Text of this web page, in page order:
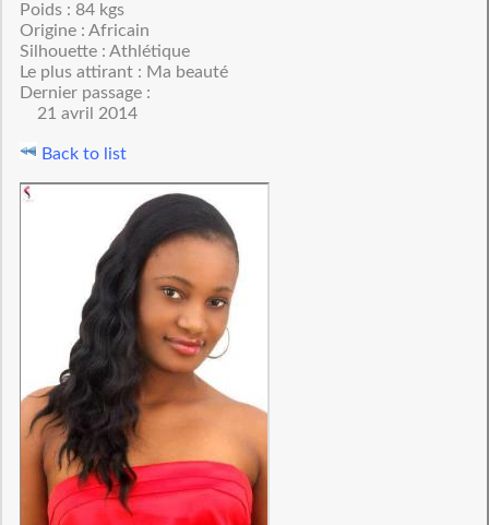
Poids : 84 kgs
Origine : Africain
Silhouette : Athlétique
Le plus attirant : Ma beauté
Dernier passage :
21 avril 2014
Back to list